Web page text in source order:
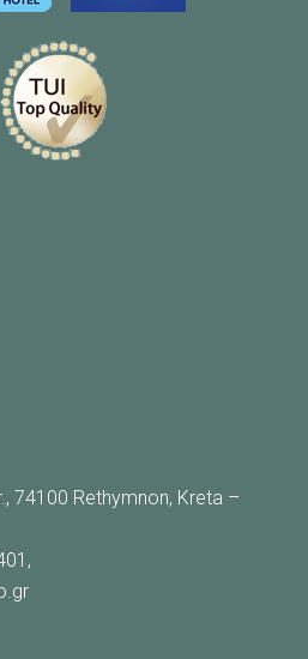
74100 Rethymnon, Kreta –